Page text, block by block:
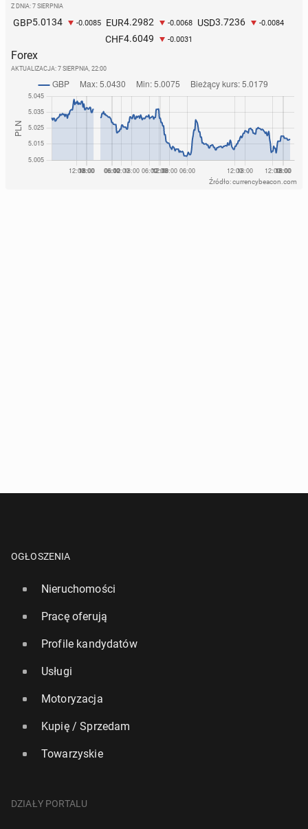
Z DNIA: 7 SIERPNIA
GBP5.0134 -0.0085 EUR4.2982 -0.0068 USD3.7236 -0.0084
CHF4.6049 -0.0031
Forex
AKTUALIZACJA: 7 SIERPNIA, 22:00
Źródło: currencybeacon.com
OGŁOSZENIA
Nieruchomości
Pracę oferują
Profile kandydatów
Usługi
Motoryzacja
Kupię / Sprzedam
Towarzyskie
DZIAŁY PORTALU